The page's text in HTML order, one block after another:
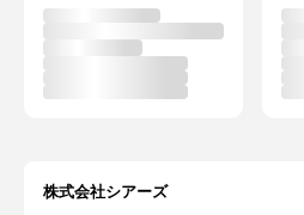
株式会社シアーズ